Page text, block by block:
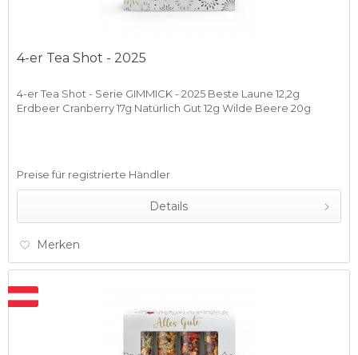
4-er Tea Shot - 2025
4-er Tea Shot - Serie GIMMICK - 2025 Beste Laune 12,2g
Erdbeer Cranberry 17g Natürlich Gut 12g Wilde Beere 20g
Preise für registrierte Händler
Details
Merken